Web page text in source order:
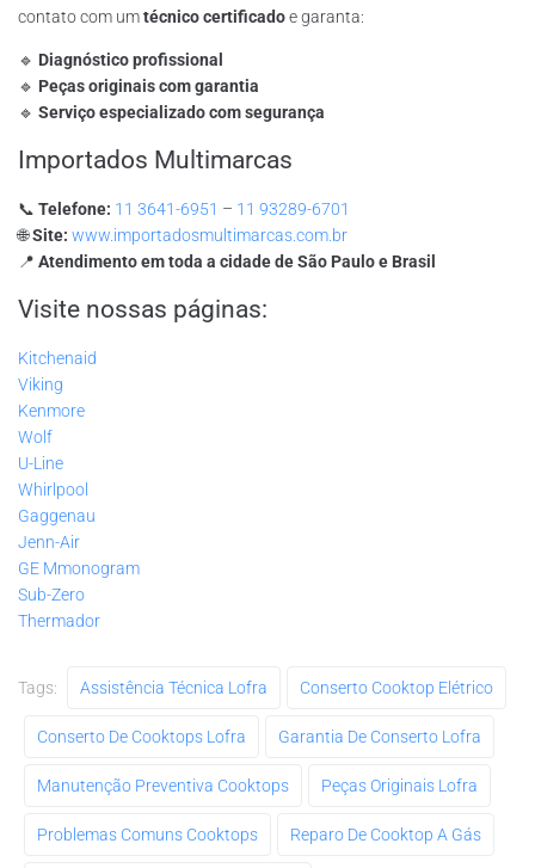
contato com umtécnico certificadoe garanta:
🔹 Diagnóstico profissional
🔹 Peças originais com garantia
🔹 Serviço especializado com segurança
Importados Multimarcas
📞 Telefone: 11 3641-6951 – 11 93289-6701
🌐Site: www.importadosmultimarcas.com.br
📍 Atendimento em toda a cidade de São Paulo e Brasil
Visite nossas páginas:
Kitchenaid
Viking
Kenmore
Wolf
U-Line
Whirlpool
Gaggenau
Jenn-Air
GE Mmonogram
Sub-Zero
Thermador
Tags: Assistência Técnica Lofra Conserto Cooktop Elétrico
Conserto De Cooktops Lofra Garantia De Conserto Lofra
Manutenção Preventiva Cooktops Peças Originais Lofra
Problemas Comuns Cooktops Reparo De Cooktop A Gás